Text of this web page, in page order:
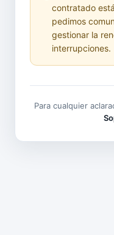
contratado
pedimos
gestionar la
interrupciones.
Para cualquier